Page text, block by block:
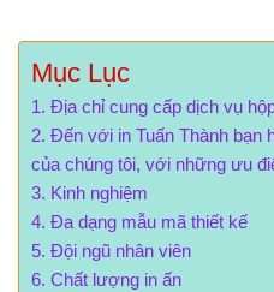
Mục Lục
Địa chỉ cung cấp dịch vụ
Đến với in Tuấn Thành bạn
của chúng tôi, với những ưu
Kinh nghiệm
Đa dạng mẫu mã thiết kế
Đội ngũ nhân viên
Chất lượng in ấn